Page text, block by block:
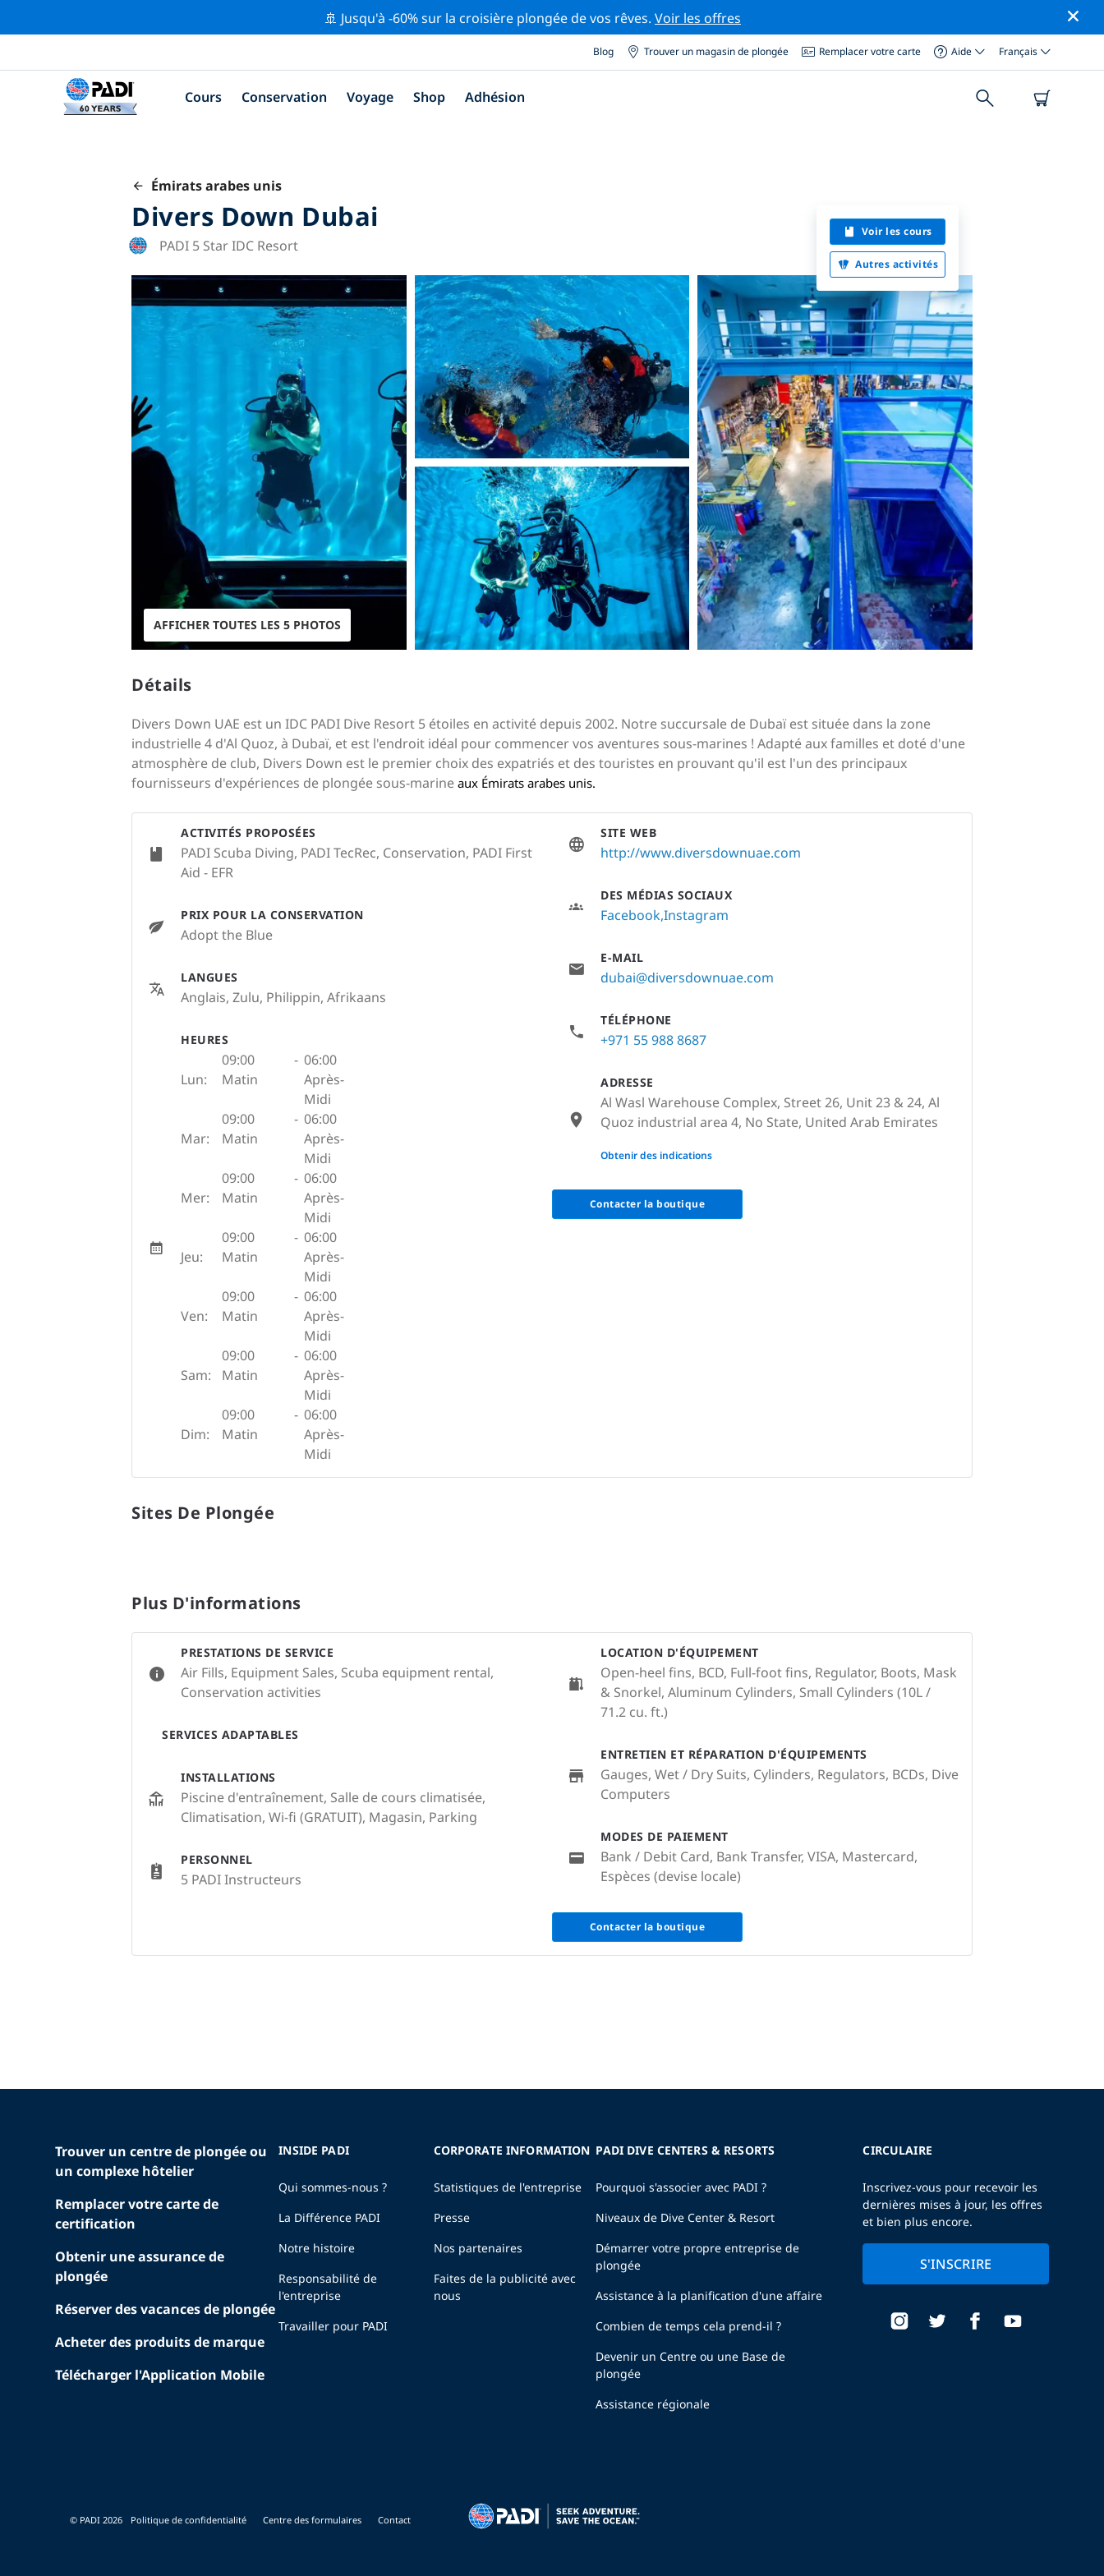
🚢 Jusqu'à -60% sur la croisière plongée de vos rêves. Voir les offres
Blog Trouver un magasin de plongée Remplacer votre carte Aide Français
Cours Conservation Voyage Shop Adhésion
Émirats arabes unis
Divers Down Dubai
PADI 5 Star IDC Resort
Voir les cours
Autres activités
AFFICHER TOUTES LES 5 PHOTOS
Détails
Divers Down UAE est un IDC PADI Dive Resort 5 étoiles en activité depuis 2002. Notre succursale de Dubaï est située dans la zone
industrielle 4 d'Al Quoz, à Dubaï, et est l'endroit idéal pour commencer vos aventures sous-marines ! Adapté aux familles et doté d'une
atmosphère de club, Divers Down est le premier choix des expatriés et des touristes en prouvant qu'il est l'un des principaux
fournisseurs d'expériences de plongée sous-marine aux Émirats arabes unis.
ACTIVITÉS PROPOSÉES
PADI Scuba Diving, PADI TecRec, Conservation, PADI First
Aid - EFR
PRIX POUR LA CONSERVATION
Adopt the Blue
LANGUES
Anglais, Zulu, Philippin, Afrikaans
HEURES
Lun:
09:00
Matin
- 06:00
Après-
Midi
Mar:
09:00
Matin
- 06:00
Après-
Midi
Mer:
09:00
Matin
- 06:00
Après-
Midi
Jeu:
09:00
Matin
- 06:00
Après-
Midi
Ven:
09:00
Matin
- 06:00
Après-
Midi
Sam:
09:00
Matin
- 06:00
Après-
Midi
Dim:
09:00
Matin
- 06:00
Après-
Midi
SITE WEB
http://www.diversdownuae.com
DES MÉDIAS SOCIAUX
FacebookInstagram
E-MAIL
dubai@diversdownuae.com
TÉLÉPHONE
+971 55 988 8687
ADRESSE
Al Wasl Warehouse Complex, Street 26, Unit 23 & 24, Al
Quoz industrial area 4, No State, United Arab Emirates
None
Obtenir des indications
Contacter la boutique
Sites De Plongée
Plus D'informations
PRESTATIONS DE SERVICE
Air Fills, Equipment Sales, Scuba equipment rental,
Conservation activities
SERVICES ADAPTABLES
INSTALLATIONS
Piscine d'entraînement, Salle de cours climatisée,
Climatisation, Wi-fi (GRATUIT), Magasin, Parking
PERSONNEL
5 PADI Instructeurs
LOCATION D'ÉQUIPEMENT
Open-heel fins, BCD, Full-foot fins, Regulator, Boots, Mask
& Snorkel, Aluminum Cylinders, Small Cylinders (10L /
71.2 cu. ft.)
ENTRETIEN ET RÉPARATION D'ÉQUIPEMENTS
Gauges, Wet / Dry Suits, Cylinders, Regulators, BCDs, Dive
Computers
MODES DE PAIEMENT
Bank / Debit Card, Bank Transfer, VISA, Mastercard,
Espèces (devise locale)
Contacter la boutique
Trouver un centre de plongée ou
un complexe hôtelier
Remplacer votre carte de
certification
Obtenir une assurance de
plongée
Réserver des vacances de plongée
Acheter des produits de marque
Télécharger l'Application Mobile
INSIDE PADI
Qui sommes-nous ?
La Différence PADI
Notre histoire
Responsabilité de
l'entreprise
Travailler pour PADI
CORPORATE INFORMATION
Statistiques de l'entreprise
Presse
Nos partenaires
Faites de la publicité avec
nous
PADI DIVE CENTERS & RESORTS
Pourquoi s'associer avec PADI ?
Niveaux de Dive Center & Resort
Démarrer votre propre entreprise de
plongée
Assistance à la planification d'une affaire
Combien de temps cela prend-il ?
Devenir un Centre ou une Base de
plongée
Assistance régionale
CIRCULAIRE
Inscrivez-vous pour recevoir les
dernières mises à jour, les offres
et bien plus encore.
S'INSCRIRE
© PADI 2026 Politique de confidentialité Centre des formulaires Contact